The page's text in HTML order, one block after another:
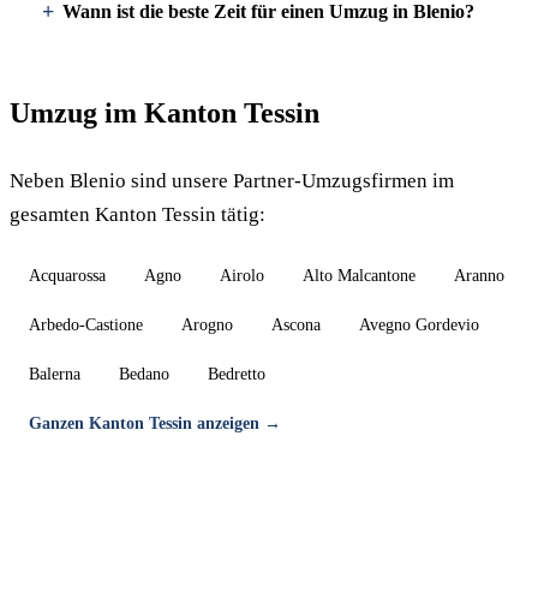
Wann ist die beste Zeit für einen Umzug in Blenio?
Umzug im Kanton Tessin
Neben Blenio sind unsere Partner-Umzugsfirmen im
gesamten Kanton Tessin tätig:
Acquarossa Agno Airolo Alto Malcantone Aranno
Arbedo-Castione Arogno Ascona Avegno Gordevio
Balerna Bedano Bedretto
Ganzen Kanton Tessin anzeigen →